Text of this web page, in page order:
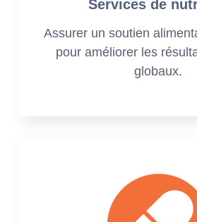
Services de
Assurer un soutien
pour améliorer les
globaux.